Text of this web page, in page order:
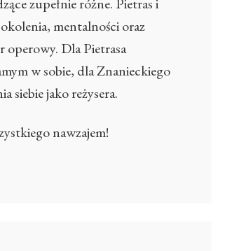
zupełnie różne. Pietras i
mentalności oraz
operowy. Dla Pietrasa
w sobie, dla Znanieckiego
siebie jako reżysera.
nawzajem!